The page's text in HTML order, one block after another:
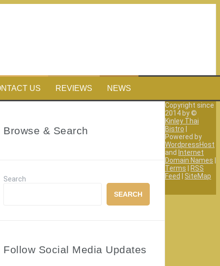
US REVIEWS NEWS
Browse & Search
Search
SEARCH
Follow Social Media Updates
Copyright since
2014 by ©
Kinley Thai
Bistro
Powered by
WordpressHost
and Internet
Domain Names
Terms
RSS
Feed
SiteMap